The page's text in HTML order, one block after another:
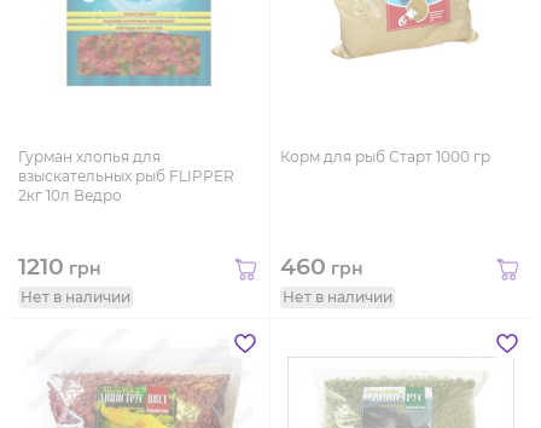
Гурман хлопья для
взыскательных рыб FLIPPER
2кг 10л Ведро
1210 грн
Нет в наличии
Корм для рыб Старт 1000 гр
460 грн
Нет в наличии